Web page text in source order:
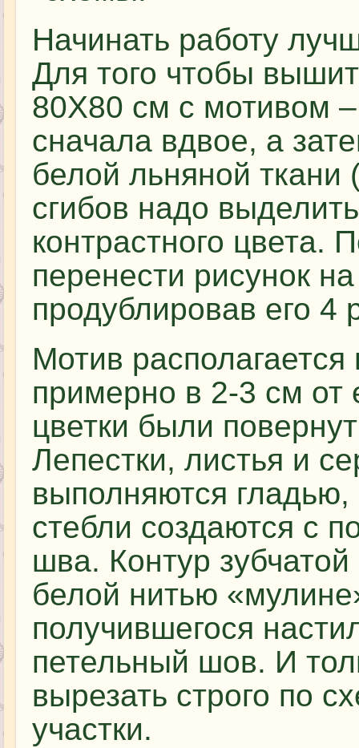
Начинать работу
Для того чтобы
80Х80 см с мотивом
сначала вдвое, а
белой льняной
сгибов надо
контрастного цвета.
перенести рисунок
продублировав его 4
Мотив
примерно в 2-3 см от
цветки были
Лепестки, листья и
выполняются
стебли создаются с
шва. Контур
белой нитью
получившегося
петельный шов. И
вырезать строго по
участки.